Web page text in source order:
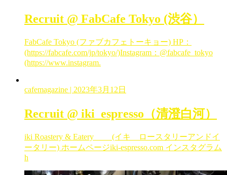
Recruit @ FabCafe Tokyo (渋谷）
FabCafe Tokyo (ファブカフェトーキョー) HP：
(https://fabcafe.com/jp/tokyo/)Instagram：@fabcafe_tokyo
(https://www.instagram.
cafemagazine | 2023年3月12日
Recruit @ iki_espresso（清澄白河）
iki Roastery & Eatery (イキ ロースタリーアンドイ
ータリー) ホームページiki-espresso.com インスタグラム
h